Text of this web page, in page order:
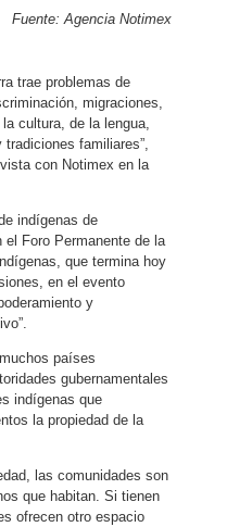
Fuente: Agencia Notimex
trae problemas de
migraciones,
cultura, de la lengua,
familiares”,
con Notimex en la
indígenas de
Foro Permanente de la
que termina hoy
en el evento
y
países
gubernamentales
indígenas que
la propiedad de la
las comunidades son
que habitan. Si tienen
ofrecen otro espacio